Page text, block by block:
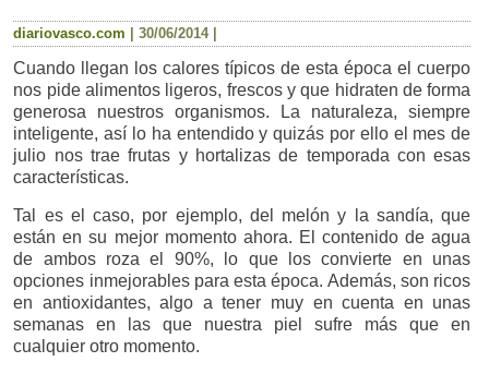
diariovasco.com |30/06/2014|
Cuando llegan los calores típicos de esta época el cuerpo
nos pide alimentos ligeros, frescos y que hidraten de forma
generosa nuestros organismos. La naturaleza, siempre
inteligente, así lo ha entendido y quizás por ello el mes de
julio nos trae frutas y hortalizas de temporada con esas
características.
Tal es el caso, por ejemplo, del melón y la sandía, que
están en su mejor momento ahora. El contenido de agua
de ambos roza el 90%, lo que los convierte en unas
opciones inmejorables para esta época. Además, son ricos
en antioxidantes, algo a tener muy en cuenta en unas
semanas en las que nuestra piel sufre más que en
cualquier otro momento.